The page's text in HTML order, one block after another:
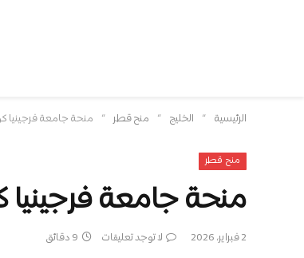
الرئيسية » الخليج » منح قطر » منحة جامعة فرجينيا
منح قطر
منحة جامعة فرجينيا
2 فبراير، 2026 لا توجد تعليقات 9 دقائق